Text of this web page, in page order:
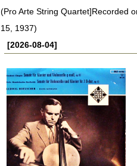
(Pro Arte String Quartet]Recorded
15, 1937)
[2026-08-04]